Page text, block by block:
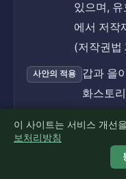
있으며,
에서 저작
(저작권법
사안의 적용
갑과 을
화스토
토리에
것으로
이 사이트는 서비스 개선
보처리방침